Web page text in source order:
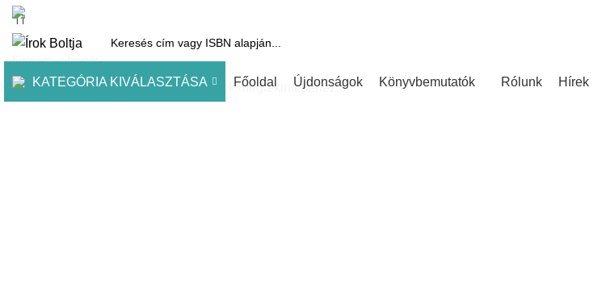
KATEGÓRIA KIVÁLASZTÁSA Főoldal Újdonságok Könyvbemutatók Rólunk Hírek
Kezdje el gépelni a keresett bejegyzések megtekintéséhez.